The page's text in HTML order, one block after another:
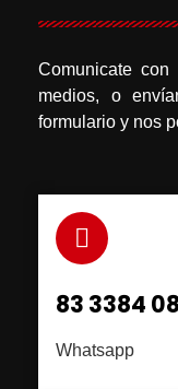
Comunicate
medios, o
formulario y nos
83 3384
Whatsapp